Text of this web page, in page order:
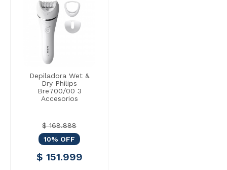
Depiladora Wet &
Dry Philips
Bre700/00 3
Accesorios
$ 168.888
10% OFF
$ 151.999